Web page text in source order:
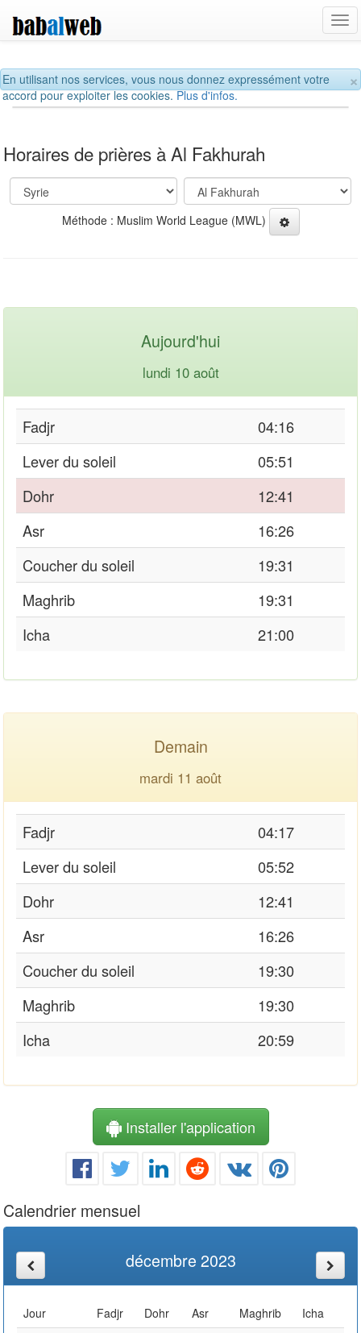
×
En utilisant nos services, vous nous donnez expressément votre
accord pour exploiter les cookies.Plus d'infos.
Horaires de prières à Al Fakhurah
Méthode : Muslim World League (MWL)
Aujourd'hui
lundi 10 août
Fadjr
04:16
Lever du soleil
05:51
Dohr
12:41
Asr
16:26
Coucher du soleil
19:31
Maghrib
19:31
Icha
21:00
Demain
mardi 11 août
Fadjr
04:17
Lever du soleil
05:52
Dohr
12:41
Asr
16:26
Coucher du soleil
19:30
Maghrib
19:30
Icha
20:59
Installer l'application
Calendrier mensuel
décembre 2023
Jour Fadjr Dohr Asr Maghrib
Icha